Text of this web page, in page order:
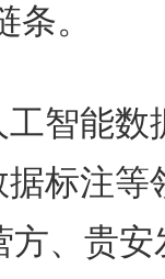
。
智能数
标注等
方、贵安